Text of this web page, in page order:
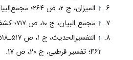
↑ المیزان، ج ۲، ص ۲۶۴؛ مجمع‌البیان، ج ۱۰، ص ۷۲۲.
↑ مجمع البیان، ج ۱۰، ص ۷۱۷؛ کشف‌الاسرار، ج ۱۰، ص ۴۶۲.
↑
۴۶۲؛ تفسیر قرطبى، ج ۲۰، ص ۱۷.